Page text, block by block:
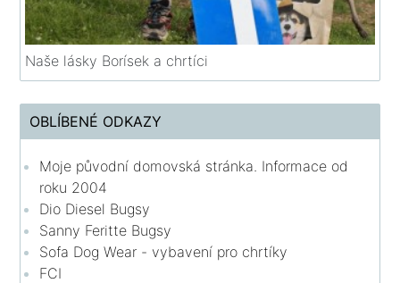
Naše lásky Borísek a chrtíci
OBLÍBENÉ ODKAZY
Moje původní domovská stránka. Informace od
roku 2004
Dio Diesel Bugsy
Sanny Feritte Bugsy
Sofa Dog Wear - vybavení pro chrtíky
FCI